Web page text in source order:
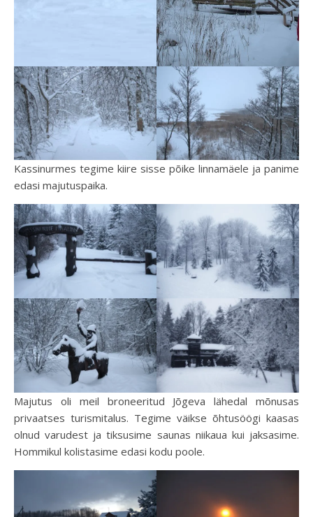
Kassinurmes tegime kiire sisse põike linnamäele ja panime
edasi majutuspaika.
Majutus oli meil broneeritud Jõgeva lähedal mõnusas
privaatses turismitalus. Tegime väikse õhtusöögi kaasas
olnud varudest ja tiksusime saunas niikaua kui jaksasime.
Hommikul kolistasime edasi kodu poole.